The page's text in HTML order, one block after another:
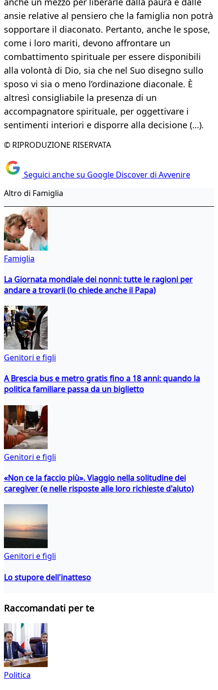
ansie relative al pensiero che la famiglia non potrà
sopportare il diaconato. Pertanto, anche le spose,
come i loro mariti, devono affrontare un
combattimento spirituale per essere disponibili
alla volontà di Dio, sia che nel Suo disegno sullo
sposo vi sia o meno l’ordinazione diaconale. È
altresì consigliabile la presenza di un
accompagnatore spirituale, per oggettivare i
sentimenti interiori e disporre alla decisione (…).
© RIPRODUZIONE RISERVATA
Seguici anche su Google Discover di Avvenire
Altro di Famiglia
Famiglia
La Giornata mondiale dei nonni: tutte le ragioni per
andare a trovarli (lo chiede anche il Papa)
Genitori e figli
A Brescia bus e metro gratis fino a 18 anni: quando la
politica familiare passa da un biglietto
Genitori e figli
«Non ce la faccio più». Viaggio nella solitudine dei
caregiver (e nelle risposte alle loro richieste d'aiuto)
Genitori e figli
Lo stupore dell'inatteso
Raccomandati per te
Politica